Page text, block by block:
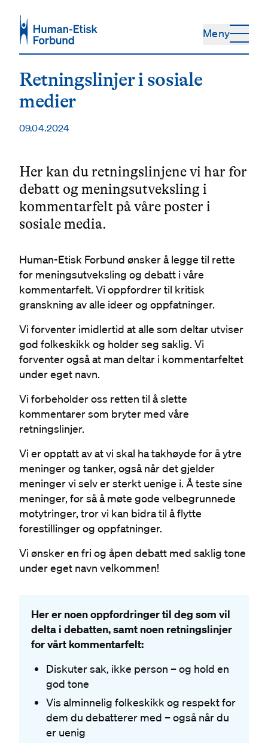
Meny
Retningslinjer i sosiale
medier
09.04.2024
Her kan du retningslinjene vi har for
debatt og meningsutveksling i
kommentarfelt på våre poster i
sosiale media.
Human-Etisk Forbund ønsker å legge til rette
for meningsutveksling og debatt i våre
kommentarfelt. Vi oppfordrer til kritisk
granskning av alle ideer og oppfatninger.
Vi forventer imidlertid at alle som deltar utviser
god folkeskikk og holder seg saklig. Vi
forventer også at man deltar i kommentarfeltet
under eget navn.
Vi forbeholder oss retten til å slette
kommentarer som bryter med våre
retningslinjer.
Vi er opptatt av at vi skal ha takhøyde for å ytre
meninger og tanker, også når det gjelder
meninger vi selv er sterkt uenige i. Å teste sine
meninger, for så å møte gode velbegrunnede
motytringer, tror vi kan bidra til å flytte
forestillinger og oppfatninger.
Vi ønsker en fri og åpen debatt med saklig tone
under eget navn velkommen!
Her er noen oppfordringer til deg som vil
delta i debatten, samt noen retningslinjer
for vårt kommentarfelt:
Diskuter sak, ikke person – og hold en
god tone
Vis alminnelig folkeskikk og respekt for
dem du debatterer med – også når du
er uenig